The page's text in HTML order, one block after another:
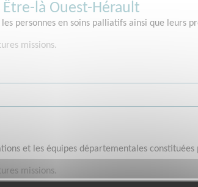
là Ouest-Hérault
personnes en soins palliatifs ainsi que leurs
missions.
et les équipes départementales constituées
missions.